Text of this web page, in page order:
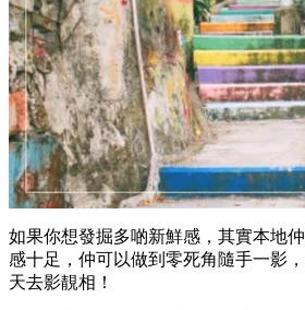
如果你想發掘多啲新鮮感，其實本地
感十足，仲可以做到零死角隨手一影
天去影靚相！